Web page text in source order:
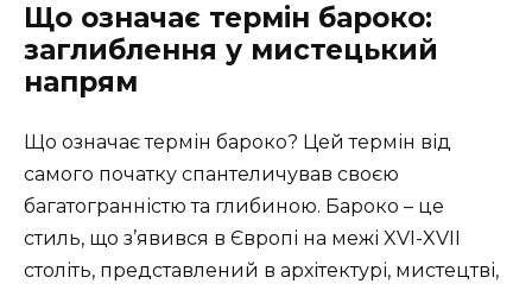
Що означає термін бароко:
заглиблення у мистецький
напрям
Що означає термін бароко? Цей термін від
самого початку спантеличував своєю
багатогранністю та глибиною. Бароко – це
стиль, що з’явився в Європі на межі XVI-XVII
століть, представлений в архітектурі, мистецтві,